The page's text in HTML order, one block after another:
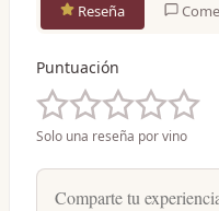
Reseña
Puntuación
Solo una reseña por vino